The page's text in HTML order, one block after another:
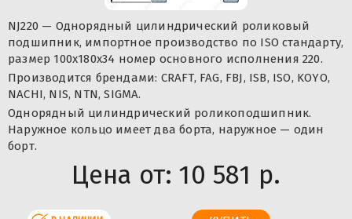
NJ220 — Однорядный цилиндрический роликовый
подшипник, импортное производство по ISO стандарту,
размер 100x180x34 номер основного исполнения 220.
Производится брендами: CRAFT, FAG, FBJ, ISB, ISO, KOYO,
NACHI, NIS, NTN, SIGMA.
Однорядный цилиндрический роликоподшипник.
Наружное кольцо имеет два борта, наружное — один
борт.
Цена от: 10 581 р.